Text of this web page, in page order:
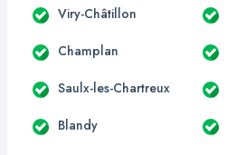
Viry-Châtillon
Champlan
Saulx-les-Chartreux
Blandy